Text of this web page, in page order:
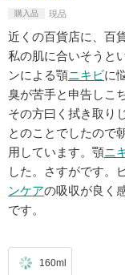
購入品 現品
近くの百貨店に、百
私の肌に合いそうと
ンによる顎ニキビに
臭が苦手と申告しこ
その方曰く拭き取り
とのことでしたので
用しています。顎ニ
した。さすがです。
ンケアの吸収が良く
です。
160ml